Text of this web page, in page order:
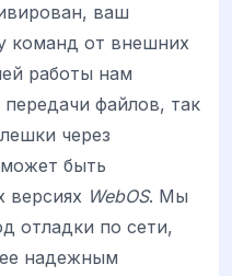
ваш
команд от внешних
работы нам
файлов, так
через
быть
версиях WebOS. Мы
отладки по сети,
надежным